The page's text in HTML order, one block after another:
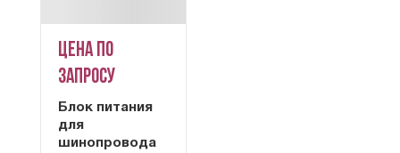
Цена по
запросу
Блок питания
для
шинопровода